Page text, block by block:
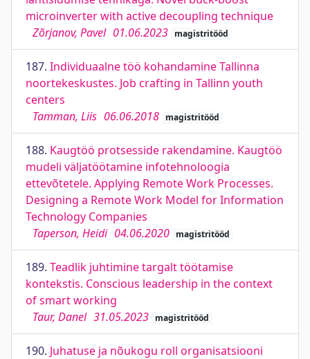
microinverter with active decoupling technique
Zõrjanov, Pavel 01.06.2023 magistritööd
187. Individuaalne töö kohandamine Tallinna
noortekeskustes. Job crafting in Tallinn youth
centers
Tamman, Liis 06.06.2018 magistritööd
188. Kaugtöö protsesside rakendamine. Kaugtöö
mudeli väljatöötamine infotehnoloogia
ettevõtetele. Applying Remote Work Processes.
Designing a Remote Work Model for Information
Technology Companies
Taperson, Heidi 04.06.2020 magistritööd
189. Teadlik juhtimine targalt töötamise
kontekstis. Conscious leadership in the context
of smart working
Taur, Danel 31.05.2023 magistritööd
190. Juhatuse ja nõukogu roll organisatsiooni